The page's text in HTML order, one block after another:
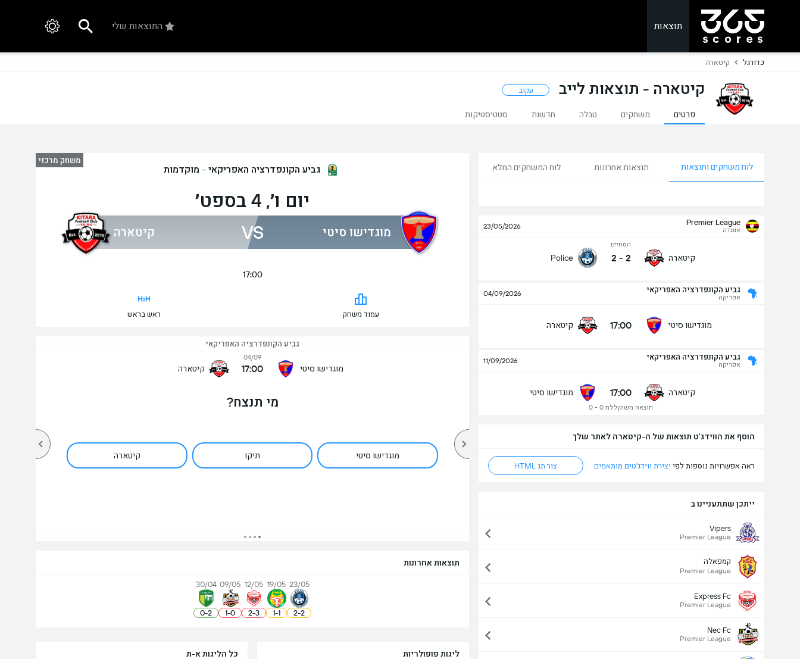
תוצאות התוצאות שלי
כדורגל קיטארה
קיטארה - תוצאות לייב עקוב
פרטים משחקים טבלה חדשות סטטיסטיקות
לוח משחקים ותוצאות תוצאות אחרונות לוח המשחקים המלא
Premier League
אוגנדה 23/05/2026
קיטארה
הסתיים
2
-
2
Police
גביע הקונפדרציה האפריקאי
אפריקה 04/09/2026
מוגדישו סיטי 17:00 קיטארה
גביע הקונפדרציה האפריקאי
אפריקה 11/09/2026
קיטארה 17:00
תוצאה משוקללת 0 - 0
מוגדישו סיטי
הוסף את הווידג'ט תוצאות של ה-קיטארה לאתר שלך
ראה אפשרויות נוספות לפי יצירת ווידג'טים מותאמים צור תג HTML
ייתכן שתתעניינו ב
Vipers
Premier League
קמפאלה
Premier League
Express Fc
Premier League
Nec Fc
Premier League
משחק מרכזי
גביע הקונפדרציה האפריקאי - מוקדמות
יום ו׳, 4 בספט׳
מוגדישו סיטי VS קיטארה
17:00
עמוד משחק ראש בראש
גביע הקונפדרציה האפריקאי
מוגדישו סיטי
04/09
17:00 קיטארה
מי תנצח?
מוגדישו סיטי תיקו קיטארה
קיטארה
11/09
מעל/מתחת שערים - 90 דק' (2.5)
תוצאות אחרונות
23/05
2
-
2
19/05
1
-
1
12/05
3
-
2
09/05
0
-
1
30/04
2
-
0
ליגות פופולריות כל הליגות א-ת